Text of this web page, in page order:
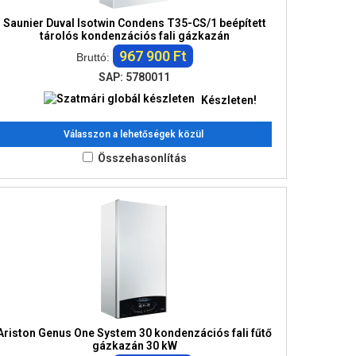
Saunier Duval Isotwin Condens T35-CS/1 beépített
tárolós kondenzációs fali gázkazán
Bruttó:
967 900 Ft
SAP: 5780011
Készleten!
Válasszon a lehetőségek közül
Összehasonlítás
Genus One System 30 kondenzációs fali fűtő
gázkazán 30 kW